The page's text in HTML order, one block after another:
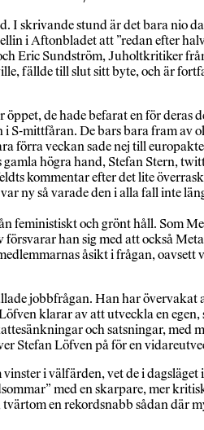
I skrivande stund är det bara nio
i Aftonbladet att ”redan efter
Eric Sundström, Juholtkritiker
fällde till slut sitt byte, och är
de hade befarat en för
mittfåran. De bars bara fram av
förra veckan sade nej till
högra hand, Stefan Stern,
kommentar efter det lite
ny så varade den i alla fall inte
feministiskt och grönt håll. Som
han sig med att också
åsikt i frågan,
jobbfrågan. Han har
klarar av att utveckla en
och satsningar,
Stefan Löfven på för en
vinster i välfärden, vet de i
med en skarpare, mer
en rekordsnabb sådan där